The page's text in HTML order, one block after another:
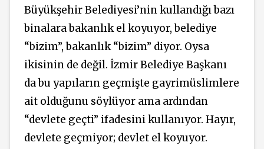
Büyükşehir Belediyesi’nin kullandığı bazı
binalara bakanlık el koyuyor, belediye
“bizim”, bakanlık “bizim” diyor. Oysa
ikisinin de değil. İzmir Belediye Başkanı
da bu yapıların geçmişte gayrimüslimlere
ait olduğunu söylüyor ama ardından
“devlete geçti” ifadesini kullanıyor. Hayır,
devlete geçmiyor; devlet el koyuyor.